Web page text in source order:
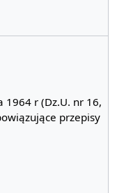
r (Dz.U. nr 16,
przepisy